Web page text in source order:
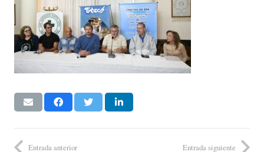
Entrada anterior Entrada siguiente